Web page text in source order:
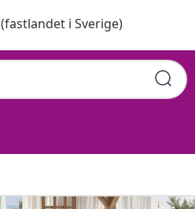
i Sverige)